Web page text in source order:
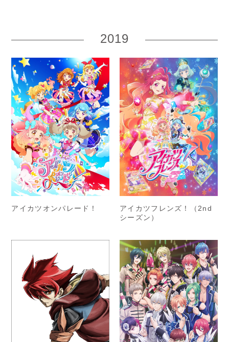
2019
アイカツオンパレード！
アイカツフレンズ！（2nd
シーズン）